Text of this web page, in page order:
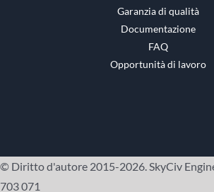
Garanzia di qualità
Documentazione
FAQ
Opportunità di lavoro
© Diritto d'autore 2015-2026. SkyCiv
703 071